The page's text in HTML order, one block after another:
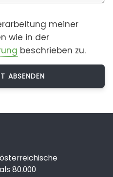
meiner
wie in der
beschrieben zu.
80.000